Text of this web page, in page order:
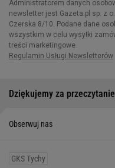
Dziękujemy za przeczytanie
Obserwuj nas
GKS Tychy